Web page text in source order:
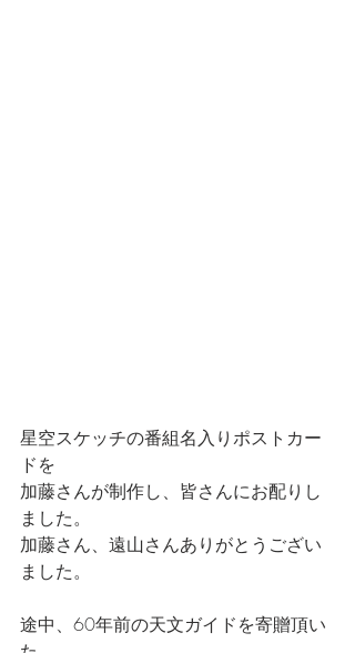
星空スケッチの番組名入りポストカー
ドを
加藤さんが制作し、皆さんにお配りし
ました。
加藤さん、遠山さんありがとうござい
ました。
途中、60年前の天文ガイドを寄贈頂い